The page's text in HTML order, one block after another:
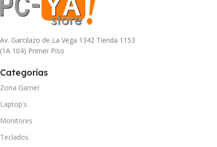
Av. Garcilazo de La Vega 1342 Tienda 1153
(1A 104) Primer Piso
Categorías
Zona Gamer
Laptop's
Monitores
Teclados